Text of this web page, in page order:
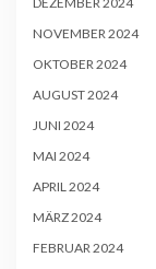
NOVEMBER 2024
OKTOBER 2024
AUGUST 2024
JUNI 2024
MAI 2024
APRIL 2024
MÄRZ 2024
FEBRUAR 2024